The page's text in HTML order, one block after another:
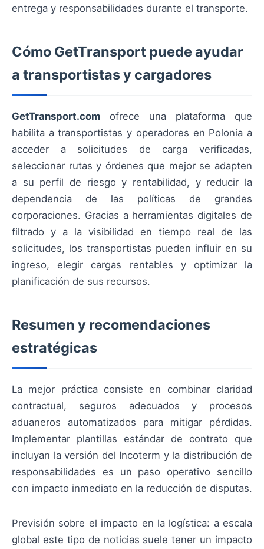
entrega y responsabilidades durante el transporte.
Cómo GetTransport puede ayudar
a transportistas y cargadores
GetTransport.com ofrece una plataforma que
habilita a transportistas y operadores en Polonia a
acceder a solicitudes de carga verificadas,
seleccionar rutas y órdenes que mejor se adapten
a su perfil de riesgo y rentabilidad, y reducir la
dependencia de las políticas de grandes
corporaciones. Gracias a herramientas digitales de
filtrado y a la visibilidad en tiempo real de las
solicitudes, los transportistas pueden influir en su
ingreso, elegir cargas rentables y optimizar la
planificación de sus recursos.
Resumen y recomendaciones
estratégicas
La mejor práctica consiste en combinar claridad
contractual, seguros adecuados y procesos
aduaneros automatizados para mitigar pérdidas.
Implementar plantillas estándar de contrato que
incluyan la versión del Incoterm y la distribución de
responsabilidades es un paso operativo sencillo
con impacto inmediato en la reducción de disputas.
Previsión sobre el impacto en la logística: a escala
global este tipo de noticias suele tener un impacto